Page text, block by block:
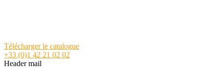
Télécharger le catalogue
+33 (0)1 42 21 02 02
Header mail